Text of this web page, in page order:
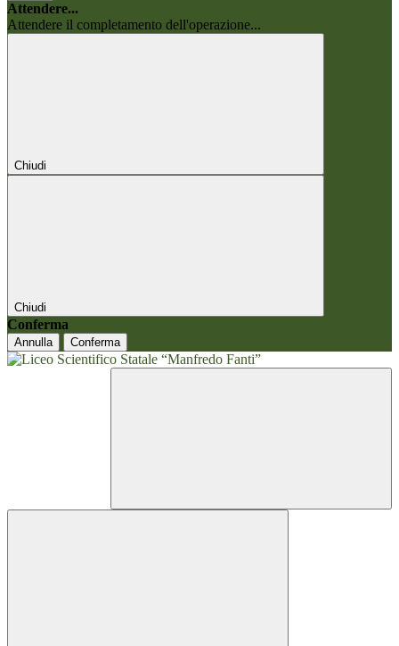
Attendere...
Attendere il completamento dell'operazione...
Chiudi
Chiudi
Conferma
Annulla Conferma